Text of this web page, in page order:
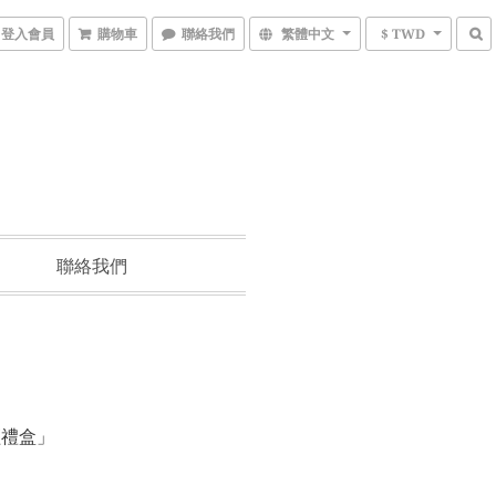
登入會員 購物車 聯絡我們 繁體中文 $ TWD
聯絡我們
盒」